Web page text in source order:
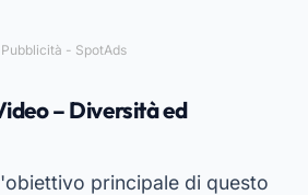
Pubblicità - SpotAds
– Diversità ed
principale di questo